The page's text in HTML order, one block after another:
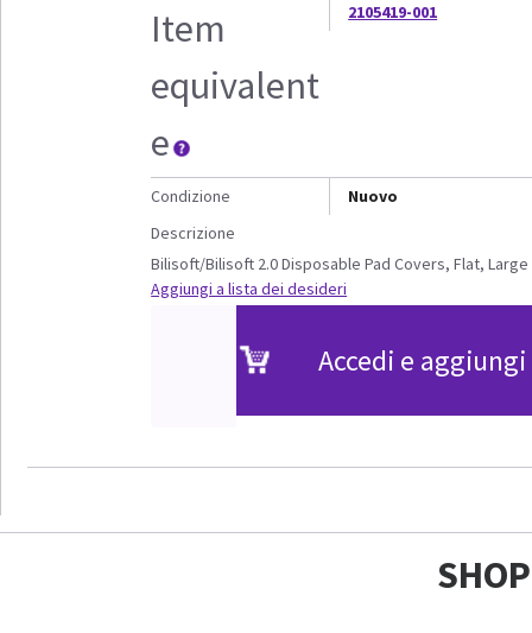
Item
equivalent
e
2105419-001
Condizione
Nuovo
Descrizione
Bilisoft/Bilisoft 2.0 Disposable Pad Covers, Flat, Large
Aggiungi a lista dei desideri
Accedi e
SHOP